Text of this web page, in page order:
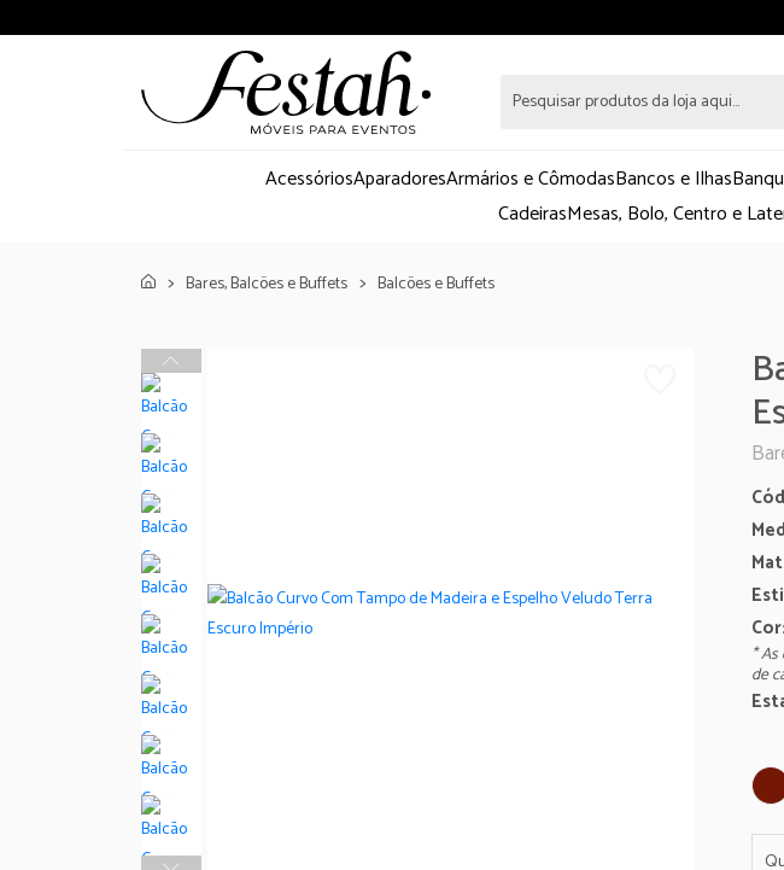
AcessóriosAparadoresArmários e CômodasBancos e Ilhas
CadeirasMesas, Bolo, Centro e
Bares, Balcões e Buffets Balcões e Buffets
Cor:
*
de